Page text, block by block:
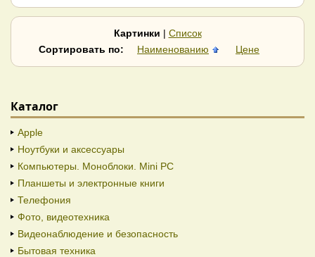
Картинки | Список
Сортировать по:
Наименованию Цене
Каталог
Apple
Ноутбуки и аксессуары
Компьютеры. Моноблоки. Mini PC
Планшеты и электронные книги
Телефония
Фото, видеотехника
Видеонаблюдение и безопасность
Бытовая техника